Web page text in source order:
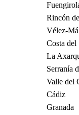
Rincón
Vélez-
Costa del
La
Serranía
Valle del
Cádiz
Granada